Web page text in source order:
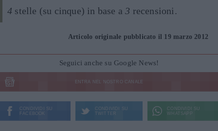
4 stelle (su cinque) in base a3 recensioni.
Articolo originale pubblicato il 19 marzo 2012
Seguici anche su Google News!
ENTRA NEL NOSTRO CANALE
CONDIVIDI SU
FACEBOOK
CONDIVIDI SU
TWITTER
CONDIVIDI SU
WHATSAPP